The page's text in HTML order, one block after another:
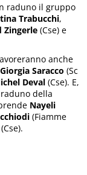
raduno il gruppo
Trabucchi,
Zingerle(Cse) e
anche
Giorgia Saracco (Sc
Deval (Cse). E,
della
Nayeli
(Fiamme
(Cse).